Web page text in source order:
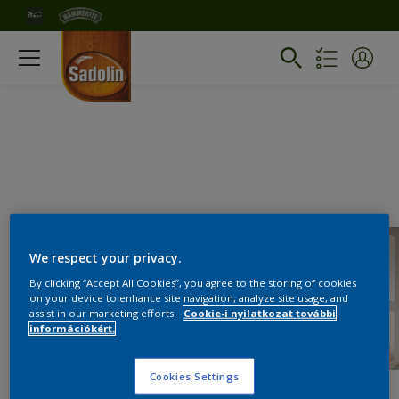
We respect your privacy.
By clicking “Accept All Cookies”, you agree to the storing of cookies
on your device to enhance site navigation, analyze site usage, and
assist in our marketing efforts.
Cookie-i nyilatkozat további
információkért.
Cookies Settings